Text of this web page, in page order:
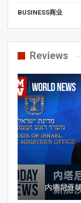
BUSINESS商业
Reviews
内塔尼亚